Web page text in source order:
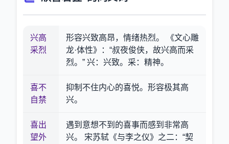
兴高
采烈
形容兴致高昂，情绪热烈。 《文心雕
龙·体性》：“叔夜俊侠，故兴高而采
烈。” 兴：兴致。采：精神。
喜不
自禁
抑制不住内心的喜悦。形容极其高
兴。
喜出
望外
遇到意想不到的喜事而感到非常高
兴。 宋苏轼《与李之仪》之二：“契